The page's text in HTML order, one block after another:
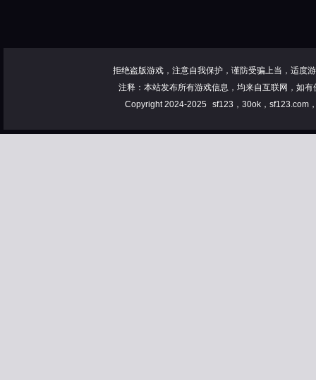
拒绝盗版游戏，注意自我保护，谨防受骗上当，适度
注释：本站发布所有游戏信息，均来自互联网，如
Copyright 2024-2025
sf123，30ok，sf123.com